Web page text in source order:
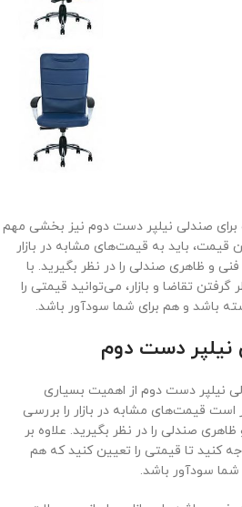
صندلی نیلپر دست دوم نیز بخشی مهم
قیمت، باید به قیمت‌های مشابه در بازار
و ظاهری صندلی را در نظر بگیرید. با
تقاضا و بازار، می‌توانید قیمتی را
باشد و هم برای شما سودآور باشد.
دست دوم
نیلپر دست دوم از اهمیت بسیاری
است قیمت‌های مشابه در بازار را بررسی
صندلی را در نظر بگیرید. علاوه بر
کنید تا قیمتی را تعیین کنید که هم
سودآور باشد.